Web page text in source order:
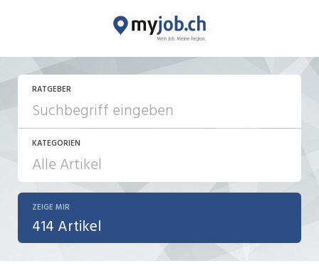
RATGEBER
KATEGORIEN
Aktionen / News
Bewerbung / Neuorientierung
ZEIGE MIR
414 Artikel